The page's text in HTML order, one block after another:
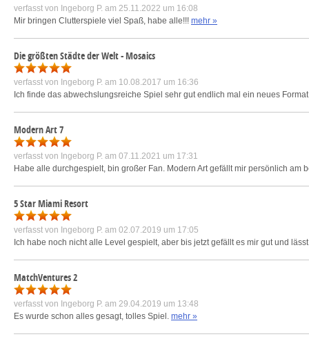
verfasst von Ingeborg P. am 25.11.2022 um 16:08
Mir bringen Clutterspiele viel Spaß, habe alle!!! mehr »
Die größten Städte der Welt - Mosaics
verfasst von Ingeborg P. am 10.08.2017 um 16:36
Ich finde das abwechslungsreiche Spiel sehr gut endlich mal ein neues
Modern Art 7
verfasst von Ingeborg P. am 07.11.2021 um 17:31
Habe alle durchgespielt, bin großer Fan. Modern Art gefällt mir persönlich am
5 Star Miami Resort
verfasst von Ingeborg P. am 02.07.2019 um 17:05
Ich habe noch nicht alle Level gespielt, aber bis jetzt gefällt es mir gut und
MatchVentures 2
verfasst von Ingeborg P. am 29.04.2019 um 13:48
Es wurde schon alles gesagt, tolles Spiel. mehr »